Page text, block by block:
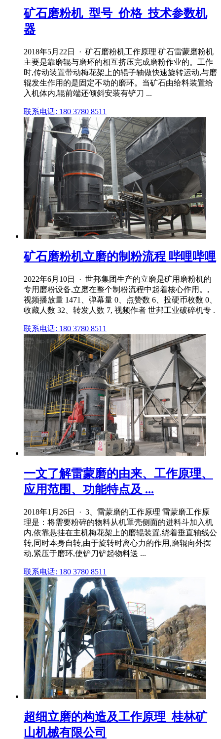
矿石磨粉机_型号_价格_技术参数机
器
2018年5月22日 · 矿石磨粉机工作原理 矿石雷蒙磨粉机
主要是靠磨辊与磨环的相互挤压完成磨粉作业的。工作
时,传动装置带动梅花架上的辊子轴做快速旋转运动,与磨
辊发生作用的是固定不动的磨环。当矿石由给料装置给
入机体内,辊前端还倾斜安装有铲刀 ...
联系电话: 180 3780 8511
矿石磨粉机立磨的制粉流程 哔哩哔哩
2022年6月10日 · 世邦集团生产的立磨是矿用磨粉机的
专用磨粉设备,立磨在整个制粉流程中起着核心作用。,
视频播放量 1471、弹幕量 0、点赞数 6、投硬币枚数 0、
收藏人数 32、转发人数 7, 视频作者 世邦工业破碎机专 .
联系电话: 180 3780 8511
一文了解雷蒙磨的由来、工作原理、
应用范围、功能特点及 ...
2018年1月26日 · 3、雷蒙磨的工作原理 雷蒙磨工作原
理是：将需要粉碎的物料从机罩壳侧面的进料斗加入机
内,依靠悬挂在主机梅花架上的磨辊装置,绕着垂直轴线公
转,同时本身自转,由于旋转时离心力的作用,磨辊向外摆
动,紧压于磨环,使铲刀铲起物料送 ...
联系电话: 180 3780 8511
超细立磨的构造及工作原理_桂林矿
山机械有限公司